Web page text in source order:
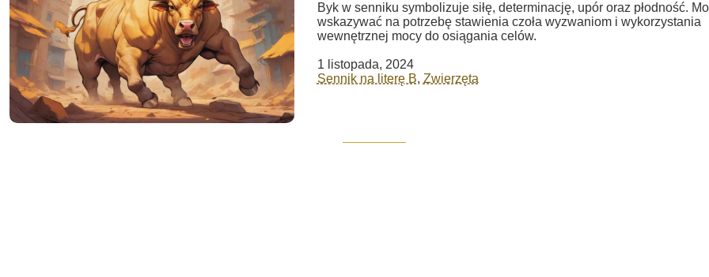
Byk w senniku symbolizuje siłę, determinację, upór oraz płodność.
wskazywać na potrzebę stawienia czoła wyzwaniom i wykorzystania
wewnętrznej mocy do osiągania celów.
1 listopada, 2024
Sennik na literę B, Zwierzęta